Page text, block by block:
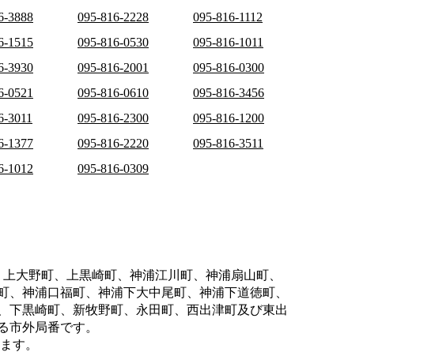
3888 095-816-2228
095-816-1112
1515 095-816-0530
095-816-1011
3930 095-816-2001
095-816-0300
0521 095-816-0610
095-816-3456
3011 095-816-2300
095-816-1200
1377 095-816-2220
095-816-3511
1012 095-816-0309
大野町、上黒崎町、神浦江川町、神浦扇山町、
神浦口福町、神浦下大中尾町、神浦下道徳町、
黒崎町、新牧野町、永田町、西出津町及び東出
市外局番です。
す。